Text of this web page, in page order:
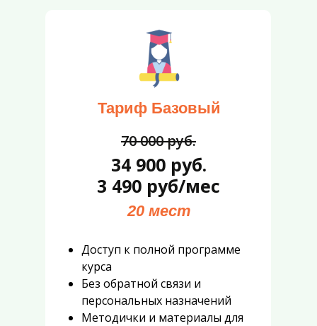
70 000 руб.
Тариф Базовый
Доступ к полной программе
курса
Без обратной связи и
персональных назначений
Методички и материалы для
34 900 руб.
20 мест
3 490 руб/мес